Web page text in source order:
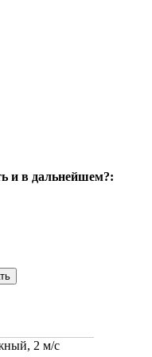
и в дальнейшем?:
2 м/с